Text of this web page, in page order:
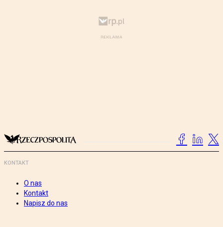
KONTAKT
O nas
Kontakt
Napisz do nas